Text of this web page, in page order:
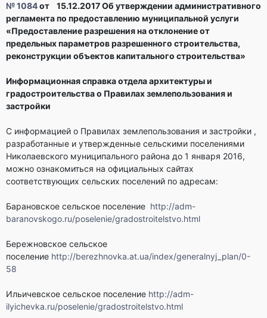
№ 1084от 15.12.2017Об утверждении административного
регламента по предоставлению муниципальной услуги
«Предоставление разрешения на отклонение от
предельных параметров разрешенного строительства,
реконструкции объектов капитального строительства»
Информационная справка отдела архитектуры и
градостроительства о Правилах землепользования и
застройки
С информацией о Правилах землепользования и застройки ,
разработанные и утвержденные сельскими поселениями
Николаевского муниципального района до 1 января 2016,
можно ознакомиться на официальных сайтах
соответствующих сельских поселений по адресам:
Барановское сельское поселение http://adm-
baranovskogo.ru/poselenie/gradostroitelstvo.html
Бережновское сельское
поселение http://berezhnovka.at.ua/index/generalnyj_plan/0-
58
Ильичевское сельское поселение http://adm-
ilyichevka.ru/poselenie/gradostroitelstvo.html